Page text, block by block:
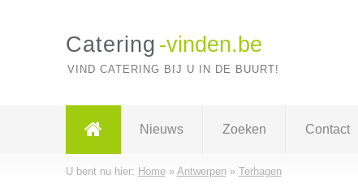
Catering -vinden.be
VIND CATERING BIJ U IN DE BUURT!
Nieuws Zoeken Contact
U bent nu hier: Home» Antwerpen» Terhagen